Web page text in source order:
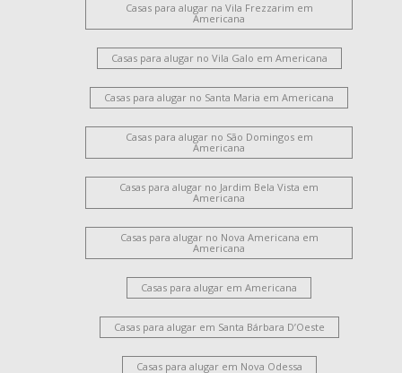
Casas para alugar na Vila Frezzarim em
Americana
Casas para alugar no Vila Galo em Americana
Casas para alugar no Santa Maria em Americana
Casas para alugar no São Domingos em
Americana
Casas para alugar no Jardim Bela Vista em
Americana
Casas para alugar no Nova Americana em
Americana
Casas para alugar em Americana
Casas para alugar em Santa Bárbara D’Oeste
Casas para alugar em Nova Odessa